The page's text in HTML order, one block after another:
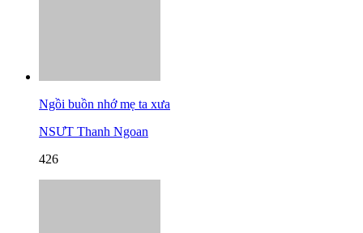
Ngồi buồn nhớ mẹ ta xưa
NSƯT Thanh Ngoan
426